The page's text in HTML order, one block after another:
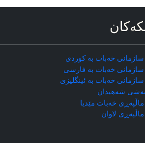
سازمانی خه‌بات به کوردی
سازمانی خه‌بات به فارسی
سازمانی خه‌بات به ئینگلیزی
شه‌هیدان
خه‌بات مێدیا
ماڵپه‌ڕی لاوان